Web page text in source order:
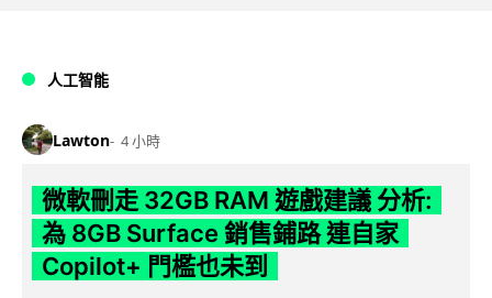
人工智能
Lawton 4 小時
微軟刪走 32GB RAM 遊戲建議 分析:
為 8GB Surface 銷售鋪路 連自家
Copilot+ 門檻也未到